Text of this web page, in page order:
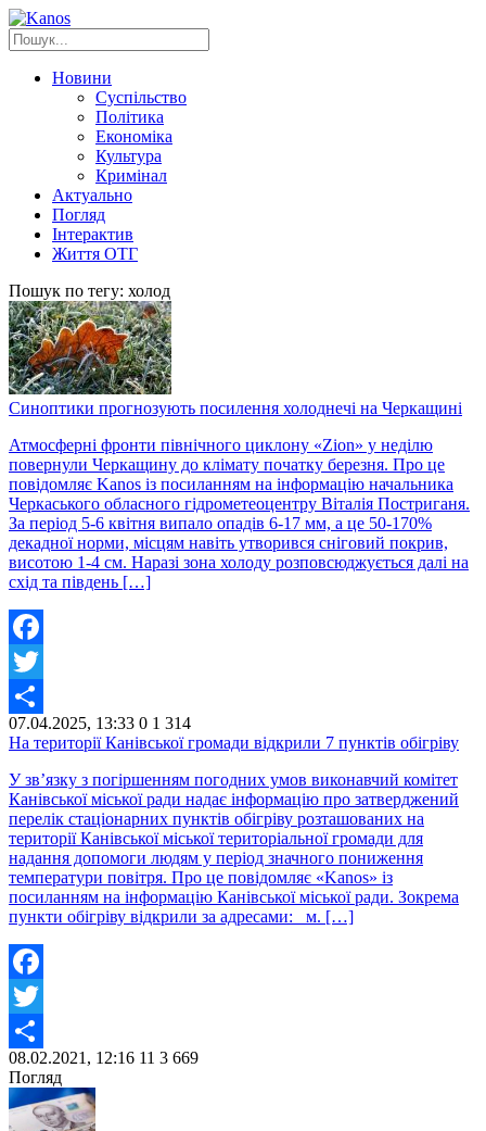
Новини
Суспільство
Політика
Економіка
Культура
Кримінал
Актуально
Погляд
Інтерактив
Життя ОТГ
Пошук по тегу: холод
Синоптики прогнозують посилення холоднечі на Черкащині
Атмосферні фронти північного циклону «Zion» у неділю
повернули Черкащину до клімату початку березня. Про це
повідомляє Kanos із посиланням на інформацію начальника
Черкаського обласного гідрометеоцентру Віталія Постриганя.
За період 5-6 квітня випало опадів 6-17 мм, а це 50-170%
декадної норми, місцям навіть утворився сніговий покрив,
висотою 1-4 см. Наразі зона холоду розповсюджується далі на
схід та південь […]
Facebook
Twitter
Share
07.04.2025, 13:33 0 1 314
На території Канівської громади відкрили 7 пунктів обігріву
У зв’язку з погіршенням погодних умов виконавчий комітет
Канівської міської ради надає інформацію про затверджений
перелік стаціонарних пунктів обігріву розташованих на
території Канівської міської територіальної громади для
надання допомоги людям у період значного пониження
температури повітря. Про це повідомляє «Kanos» із
посиланням на інформацію Канівської міської ради. Зокрема
пункти обігріву відкрили за адресами: м. […]
Facebook
Twitter
Share
08.02.2021, 12:16 11 3 669
Погляд